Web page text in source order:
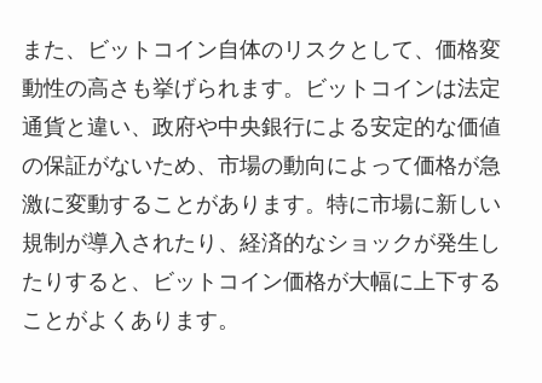
また、ビットコイン自体のリスクとして、価格変
動性の高さも挙げられます。ビットコインは法定
通貨と違い、政府や中央銀行による安定的な価値
の保証がないため、市場の動向によって価格が急
激に変動することがあります。特に市場に新しい
規制が導入されたり、経済的なショックが発生し
たりすると、ビットコイン価格が大幅に上下する
ことがよくあります。